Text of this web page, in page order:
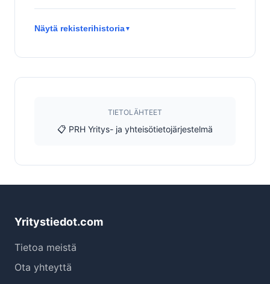
Näytä rekisterihistoria▼
TIETOLÄHTEET
📋 PRH Yritys- ja yhteisötietojärjestelmä
Yritystiedot.com
Tietoa meistä
Ota yhteyttä